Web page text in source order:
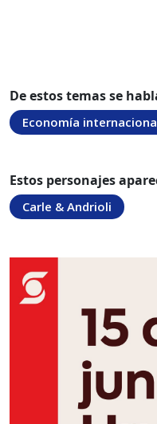
De estos temas se
Economía
Estos personajes
Carle & Andrioli